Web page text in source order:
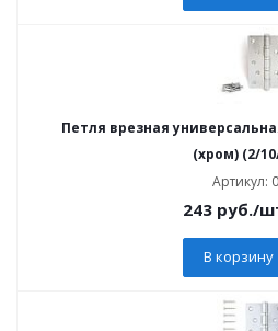
Петля врезная
(хром) (2/
Артикул:
243 руб./
В корзину